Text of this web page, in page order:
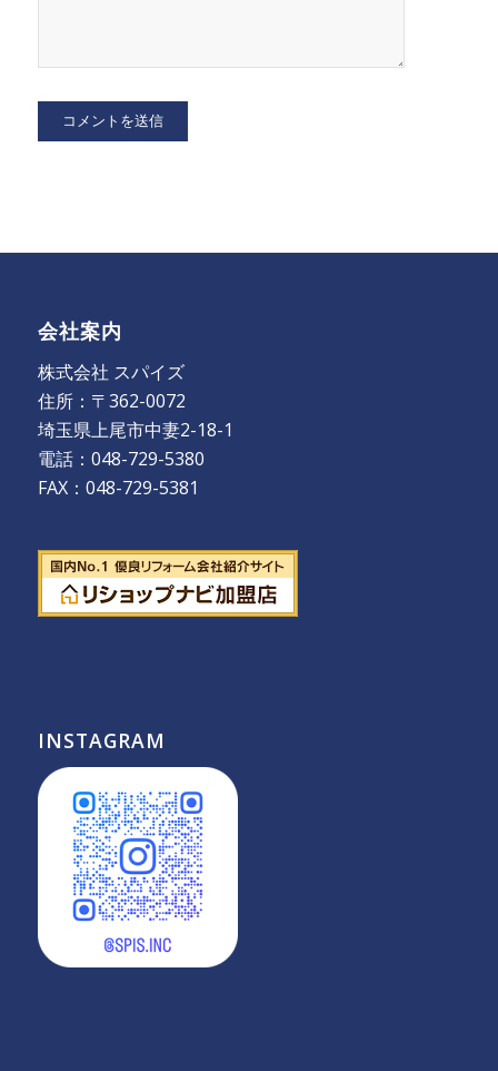
会社案内
株式会社 スパイズ
住所：〒362-0072
埼玉県上尾市中妻2-18-1
電話：048-729-5380
FAX：048-729-5381
INSTAGRAM